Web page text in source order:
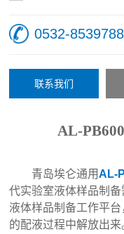
0532-
联系我们
AL-PB600
青岛埃仑通用AL-
代实验室液体样品制
液体样品制备工作平台
的配液过程中解放出